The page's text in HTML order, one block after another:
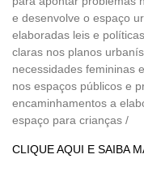
e desenvolve o espaço
elaboradas leis e
claras nos planos
necessidades femininas
nos espaços públicos e
encaminhamentos a
espaço para crianças /
CLIQUE AQUI E SAIBA